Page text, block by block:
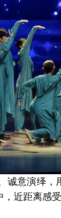
诚意演绎
近距离感